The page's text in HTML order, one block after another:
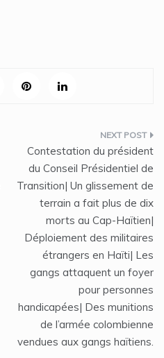
Contestation du président
du Conseil Présidentiel de
Transition| Un glissement de
terrain a fait plus de dix
morts au Cap-Haïtien|
Déploiement des militaires
étrangers en Haïti| Les
gangs attaquent un foyer
pour personnes
handicapées| Des munitions
de l’armée colombienne
vendues aux gangs haïtiens.